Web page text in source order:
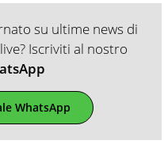
su ultime news di
Iscriviti al nostro
WhatsApp